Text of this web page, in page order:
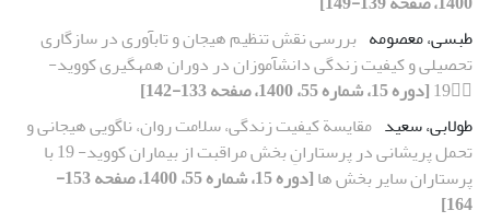
طبسی، معصومه بررسی نقش تنظیم هیجان و تاب‏آوری در سازگاری
تحصیلی و کیفیت زندگی دانش‏آموزان در دوران همه‏گیری کووید-
19[دوره 15، شماره 55، 1400، صفحه 133-142]
طولابی، سعید مقایسة کیفیت زندگی، سلامت روان، ناگویی هیجانی و
تحمل پریشانی در پرستارانِ بخش مراقبت‏ از بیماران کووید- 19 با
پرستاران سایر بخش ‏ها
[دوره 15، شماره 55، 1400، صفحه 153-
164]